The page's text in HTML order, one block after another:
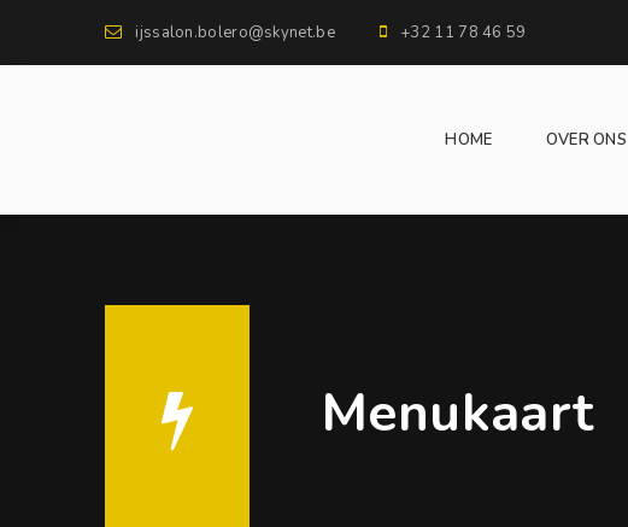
ijssalon.bolero@skynet.be +32 11 78 46 59
HOME OVER ONS
Menukaart